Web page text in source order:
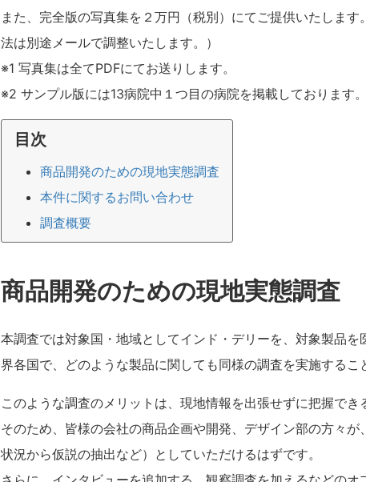
また、完全版の写真集を２万円（税別）にてご提供いたしま
法は別途メールで調整いたします。）
※1 写真集は全てPDFにてお送りします。
※2 サンプル版には13病院中１つ目の病院を掲載しております
目次
商品開発のための現地実態調査
本件に関するお問い合わせ
調査概要
商品開発のための現地実態調査
本調査では対象国・地域としてインド・デリーを、対象製品
界各国で、どのような製品に関しても同様の調査を実施するこ
このような調査のメリットは、現地情報を出張せずに把握でき
そのため、皆様の会社の商品企画や開発、デザイン部の方々
状況から仮説の抽出など）としていただけるはずです。